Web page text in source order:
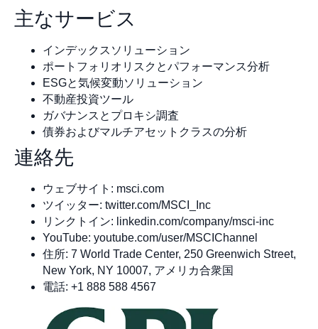
主なサービス
インデックスソリューション
ポートフォリオリスクとパフォーマンス分析
ESGと気候変動ソリューション
不動産投資ツール
ガバナンスとプロキシ調査
債券およびマルチアセットクラスの分析
連絡先
ウェブサイト: msci.com
ツイッター: twitter.com/MSCI_Inc
リンクトイン: linkedin.com/company/msci-inc
YouTube: youtube.com/user/MSCIChannel
住所: 7 World Trade Center, 250 Greenwich Street,
New York, NY 10007, アメリカ合衆国
電話: +1 888 588 4567